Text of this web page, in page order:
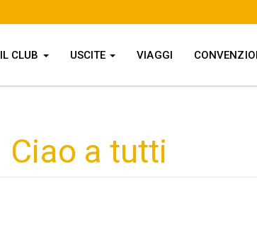
IL CLUB USCITE VIAGGI
Ciao a tutti